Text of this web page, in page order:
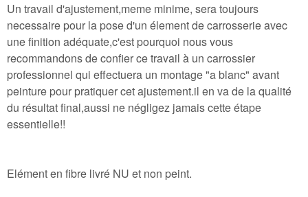
Un travail d'ajustement,meme minime, sera toujours
necessaire pour la pose d'un élement de carrosserie avec
une finition adéquate,c'est pourquoi nous vous
recommandons de confier ce travail à un carrossier
professionnel qui effectuera un montage "a blanc" avant
peinture pour pratiquer cet ajustement.il en va de la qualité
du résultat final,aussi ne négligez jamais cette étape
essentielle!!
Elément en fibre livré NU et non peint.